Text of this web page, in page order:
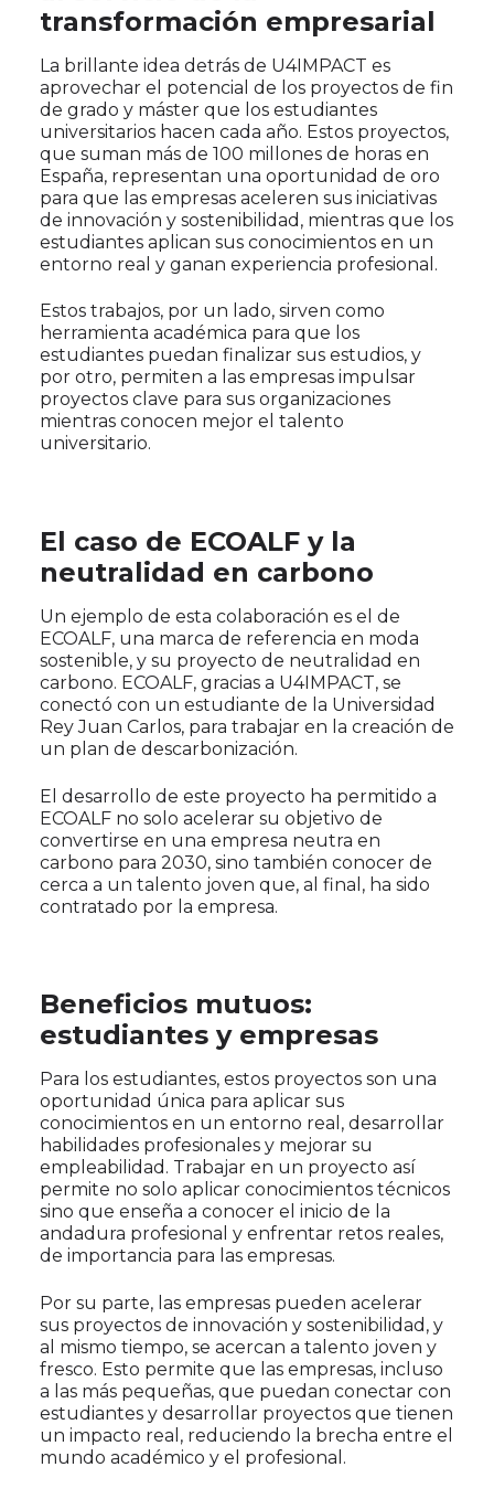
transformación empresarial
La brillante idea detrás de U4IMPACT es
aprovechar el potencial de los proyectos de fin
de grado y máster que los estudiantes
universitarios hacen cada año. Estos proyectos,
que suman más de 100 millones de horas en
España, representan una oportunidad de oro
para que las empresas aceleren sus iniciativas
de innovación y sostenibilidad, mientras que los
estudiantes aplican sus conocimientos en un
entorno real y ganan experiencia profesional.
Estos trabajos, por un lado, sirven como
herramienta académica para que los
estudiantes puedan finalizar sus estudios, y
por otro, permiten a las empresas impulsar
proyectos clave para sus organizaciones
mientras conocen mejor el talento
universitario.
El caso de ECOALF y la
neutralidad en carbono
Un ejemplo de esta colaboración es el de
ECOALF, una marca de referencia en moda
sostenible, y su proyecto de neutralidad en
carbono. ECOALF, gracias a U4IMPACT, se
conectó con un estudiante de la Universidad
Rey Juan Carlos, para trabajar en la creación de
un plan de descarbonización.
El desarrollo de este proyecto ha permitido a
ECOALF no solo acelerar su objetivo de
convertirse en una empresa neutra en
carbono para 2030, sino también conocer de
cerca a un talento joven que, al final, ha sido
contratado por la empresa.
Beneficios mutuos:
estudiantes y empresas
Para los estudiantes, estos proyectos son una
oportunidad única para aplicar sus
conocimientos en un entorno real, desarrollar
habilidades profesionales y mejorar su
empleabilidad. Trabajar en un proyecto así
permite no solo aplicar conocimientos técnicos
sino que enseña a conocer el inicio de la
andadura profesional y enfrentar retos reales,
de importancia para las empresas.
Por su parte, las empresas pueden acelerar
sus proyectos de innovación y sostenibilidad, y
al mismo tiempo, se acercan a talento joven y
fresco. Esto permite que las empresas, incluso
a las más pequeñas, que puedan conectar con
estudiantes y desarrollar proyectos que tienen
un impacto real, reduciendo la brecha entre el
mundo académico y el profesional.